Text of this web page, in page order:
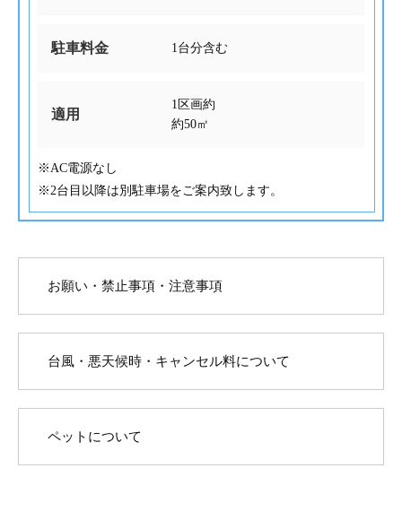
駐車料金 1台分含む
適用
1区画約
約50㎡
※AC電源なし
※2台目以降は別駐車場をご案内致します。
お願い・禁止事項・注意事項
台風・悪天候時・キャンセル料について
ペットについて